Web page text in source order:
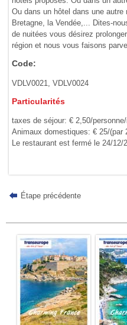
Ou dans un hôtel dans une
Bretagne, la Vendée,... Dites-
de nuitées vous désirez
région et nous vous faisons
Code:
VDLV0021, VDLV0024
Particularités
taxes de séjour: € 2,50/
Animaux domestiques: € 25/(par
Le restaurant est fermé le 24/12/
Étape précédente